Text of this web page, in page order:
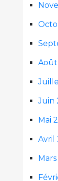
Juin
Mai
Avril